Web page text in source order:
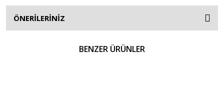
ÖNERİLERİNİZ
BENZER ÜRÜNLER